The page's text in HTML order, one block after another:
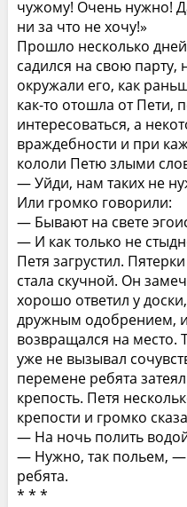
чужому! Очень нужно!
ни за что не хочу!»
Прошло несколько
садился на свою парту,
окружали его, как
как-то отошла от Пети,
интересоваться, а
враждебности и при
кололи Петю злыми
— Уйди, нам таких не
Или громко говорили:
— Бывают на свете
— И как только не
Петя загрустил.
стала скучной. Он
хорошо ответил у
дружным одобрением,
возвращался на место.
уже не вызывал
перемене ребята
крепость. Петя
крепости и громко
— На ночь полить
— Нужно, так польем,
ребята.
* * *